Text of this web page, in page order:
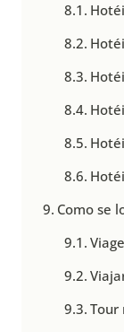
Como se
Tour